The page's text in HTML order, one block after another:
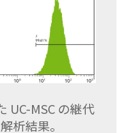
UC-MSC の継代
析結果。